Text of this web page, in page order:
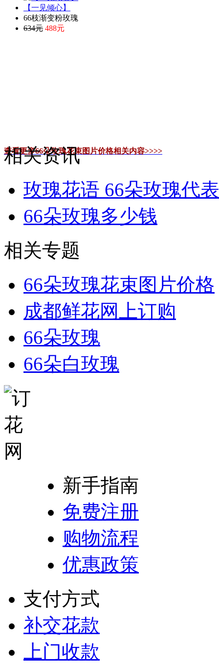
【一见倾心】
66枝渐变粉玫瑰
634元 488元
查看更多66朵玫瑰花束图片价格相关内容>>>>
相关资讯
玫瑰花语 66朵玫瑰代
66朵玫瑰多少钱
相关专题
66朵玫瑰花束图片价格
成都鲜花网上订购
66朵玫瑰
66朵白玫瑰
新手指南
免费注册
购物流程
优惠政策
支付方式
补交花款
上门收款